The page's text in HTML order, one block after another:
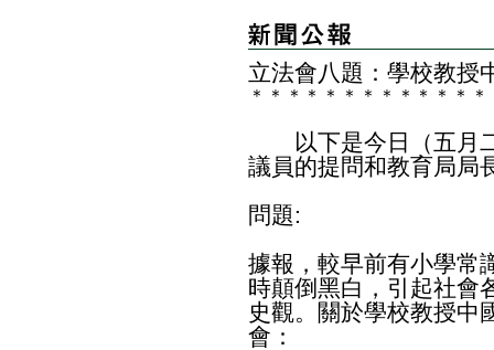
立法會八題：學校教授
＊ ＊ ＊ ＊ ＊ ＊ ＊ ＊ ＊ ＊ ＊ ＊ ＊
以下是今日（五月二
議員的提問和教育局局
問題:
據報，較早前有小學常
時顛倒黑白，引起社會
史觀。關於學校教授中
會：